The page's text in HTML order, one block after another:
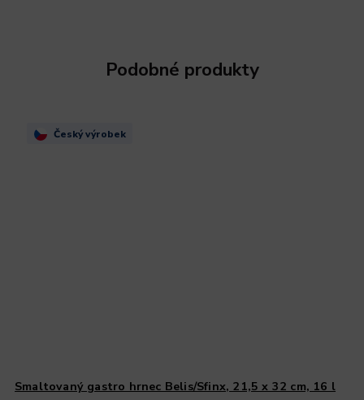
Podobné produkty
Český výrobek
Smaltovaný gastro hrnec Belis/Sfinx, 21,5 x 32 cm, 16 l